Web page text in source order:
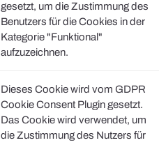
gesetzt, um die Zustimmung des
Benutzers für die Cookies in der
Kategorie "Funktional"
aufzuzeichnen.
Dieses Cookie wird vom GDPR
Cookie Consent Plugin gesetzt.
Das Cookie wird verwendet, um
die Zustimmung des Nutzers für